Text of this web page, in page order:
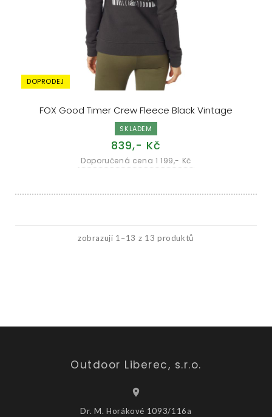
FOX Good Timer Crew Fleece Black Vintage
SKLADEM
839,- Kč
Doporučená cena 1 199,- Kč
DOPRODEJ
zobrazuji 1–13 z 13 produktů
Outdoor Liberec, s.r.o.
Dr. M. Horákové 1093/116a